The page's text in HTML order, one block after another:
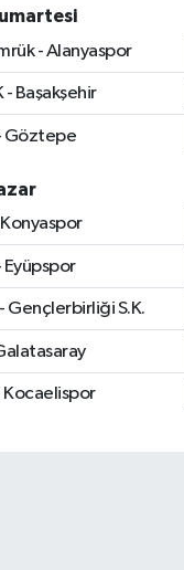
- Alanyaspor
- Başakşehir
Göztepe
Eyüpspor
Gençlerbirliği S.K.
Kocaelispor